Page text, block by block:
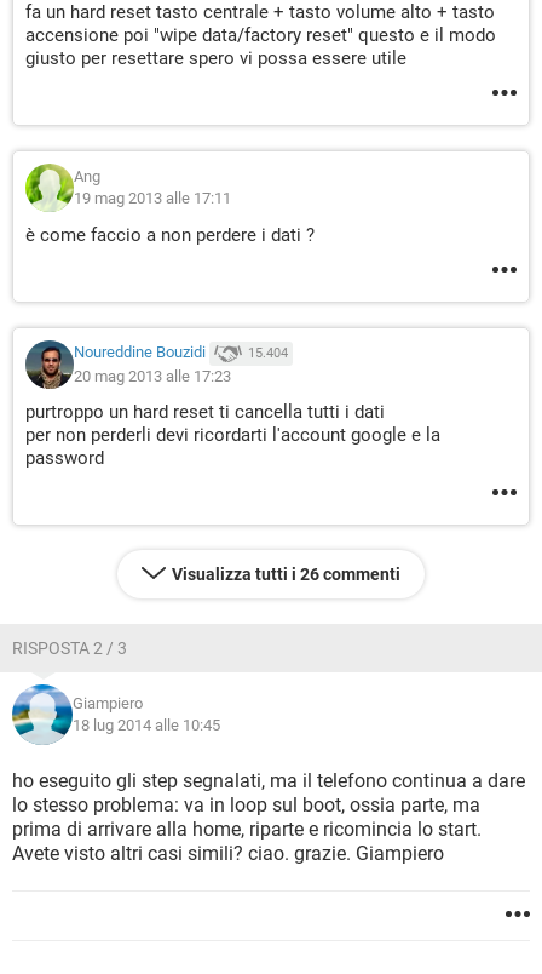
fa un hard reset tasto centrale + tasto volume alto + tasto
accensione poi "wipe data/factory reset" questo e il modo
giusto per resettare spero vi possa essere utile
Ang
19 mag 2013 alle 17:11
è come faccio a non perdere i dati ?
Noureddine Bouzidi 15.404
20 mag 2013 alle 17:23
purtroppo un hard reset ti cancella tutti i dati
per non perderli devi ricordarti l'account google e la
password
Visualizza tutti i 26 commenti
RISPOSTA 2 / 3
Giampiero
18 lug 2014 alle 10:45
ho eseguito gli step segnalati, ma il telefono continua a dare
lo stesso problema: va in loop sul boot, ossia parte, ma
prima di arrivare alla home, riparte e ricomincia lo start.
Avete visto altri casi simili? ciao. grazie. Giampiero